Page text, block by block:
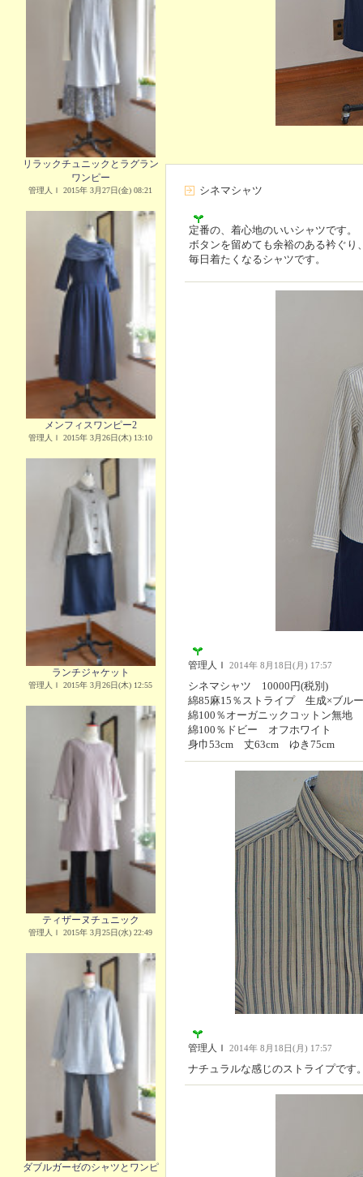
リラックチュニックとラグラン
ワンピー
管理人Ｉ 2015年 3月27日(金) 08:21
メンフィスワンピー2
管理人Ｉ 2015年 3月26日(木) 13:10
ランチジャケット
管理人Ｉ 2015年 3月26日(木) 12:55
ティザーヌチュニック
管理人Ｉ 2015年 3月25日(水) 22:49
ダブルガーゼのシャツとワンピ
シネマシャツ
定番の、着心地のいいシャツです。
ボタンを留めても余裕のある衿ぐ
毎日着たくなるシャツです。
管理人Ｉ 2014年 8月18日(月) 17:57
シネマシャツ 10000円(税別)
綿85麻15％ストライプ 生成×ブルー
綿100％オーガニックコットン無地
綿100％ドビー オフホワイト
身巾53cm 丈63cm ゆき75cm
管理人Ｉ 2014年 8月18日(月) 17:57
ナチュラルな感じのストライプです